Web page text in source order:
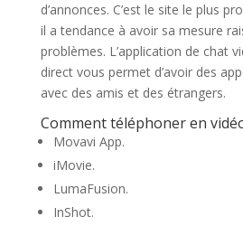
d’annonces. C’est le site le plus
il a tendance à avoir sa mesure
problèmes. L’application de chat
direct vous permet d’avoir des
avec des amis et des étrangers.
Comment téléphoner en
Movavi App.
iMovie.
LumaFusion.
InShot.